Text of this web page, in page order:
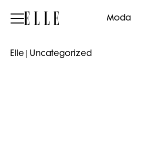
Elle Moda
Elle Uncategorized